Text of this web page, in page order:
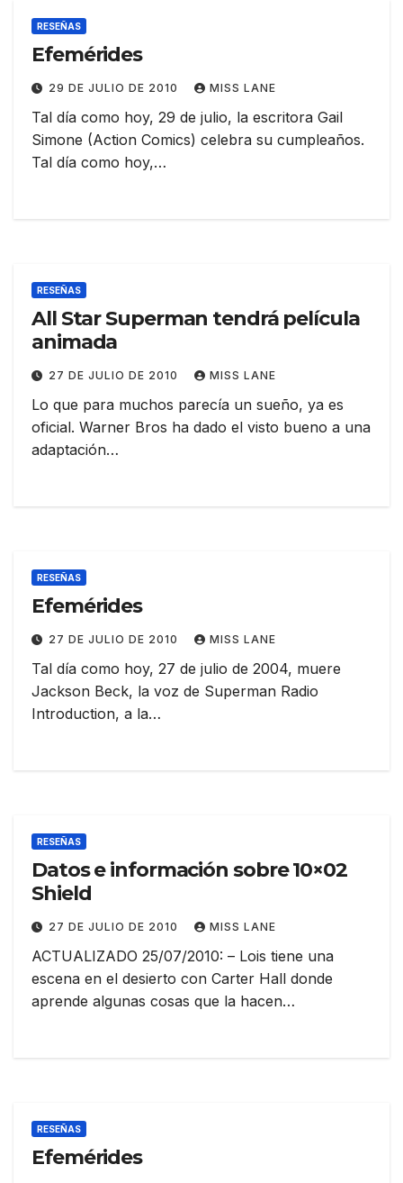
RESEÑAS
Efemérides
29 DE JULIO DE 2010 MISS LANE
Tal día como hoy, 29 de julio, la escritora Gail
Simone (Action Comics) celebra su cumpleaños.
Tal día como hoy,…
RESEÑAS
All Star Superman tendrá película
animada
27 DE JULIO DE 2010 MISS LANE
Lo que para muchos parecía un sueño, ya es
oficial. Warner Bros ha dado el visto bueno a una
adaptación…
RESEÑAS
Efemérides
27 DE JULIO DE 2010 MISS LANE
Tal día como hoy, 27 de julio de 2004, muere
Jackson Beck, la voz de Superman Radio
Introduction, a la…
RESEÑAS
Datos e información sobre 10×02
Shield
27 DE JULIO DE 2010 MISS LANE
ACTUALIZADO 25/07/2010: – Lois tiene una
escena en el desierto con Carter Hall donde
aprende algunas cosas que la hacen…
RESEÑAS
Efemérides